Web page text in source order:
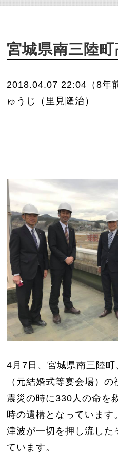
宮城県南三陸
2018.04.07 22:04（8年
ゅうじ（里見隆治）
4月7日、宮城県南三陸
（元結婚式等宴会場）の
震災の時に330人の命を
時の遺構となっています
津波が一切を押し流した
ています。